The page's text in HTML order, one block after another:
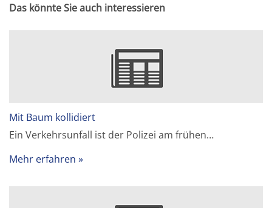
Das könnte Sie auch interessieren
Mit Baum kollidiert
Ein Verkehrsunfall ist der Polizei am frühen…
Mehr erfahren